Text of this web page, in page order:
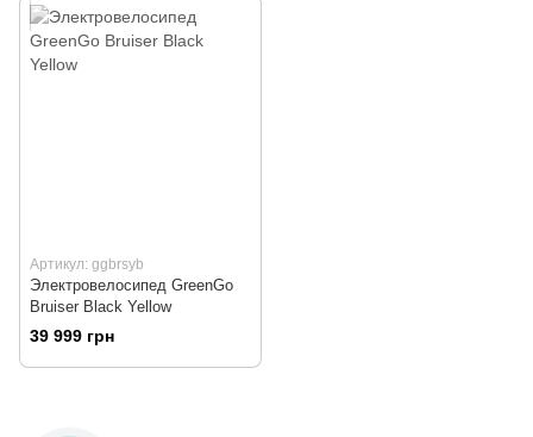
Артикул: ggbrsyb
Электровелосипед GreenGo
Bruiser Black Yellow
39 999 грн